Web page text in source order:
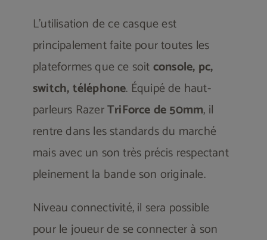
L’utilisation de ce casque est
principalement faite pour toutes les
plateformes que ce soitconsole, pc,
switch, téléphone. Équipé de haut-
parleurs RazerTriForce de 50mm, il
rentre dans les standards du marché
mais avec un son très précis respectant
pleinement la bande son originale.
Niveau connectivité, il sera possible
pour le joueur de se connecter à son